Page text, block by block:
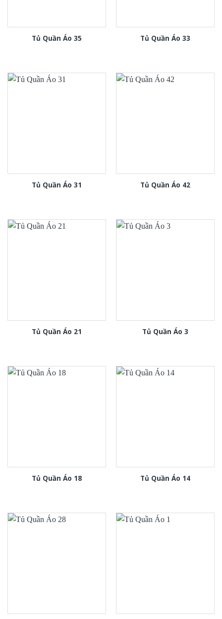
Tủ Quần Áo 35 Tủ Quần Áo 33
Tủ Quần Áo 31 Tủ Quần Áo 42
Tủ Quần Áo 21 Tủ Quần Áo 3
Tủ Quần Áo 18 Tủ Quần Áo 14